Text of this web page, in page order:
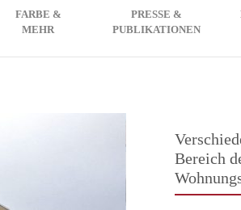
FARBE &
MEHR
PRESSE &
PUBLIKATIONEN
Bereich